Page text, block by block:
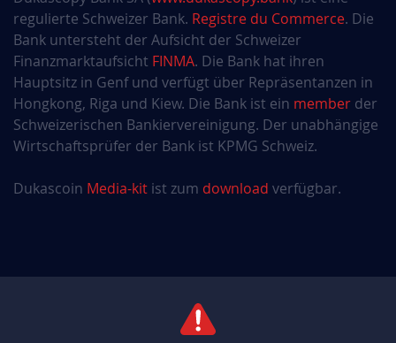
regulierte Schweizer Bank. Registre du Commerce. Die
Bank untersteht der Aufsicht der Schweizer
Finanzmarktaufsicht FINMA. Die Bank hat ihren
Hauptsitz in Genf und verfügt über Repräsentanzen in
Hongkong, Riga und Kiew. Die Bank ist ein member der
Schweizerischen Bankiervereinigung. Der unabhängige
Wirtschaftsprüfer der Bank ist KPMG Schweiz.
Dukascoin Media-kit ist zum download verfügbar.